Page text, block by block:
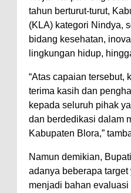
tahun berturut-turut,
(KLA) kategori Nindya,
bidang kesehatan,
lingkungan hidup,
‎“Atas capaian tersebut,
terima kasih dan
kepada seluruh pihak
dan berdedikasi dalam
Kabupaten Blora,”
‎Namun demikian,
adanya beberapa
menjadi bahan